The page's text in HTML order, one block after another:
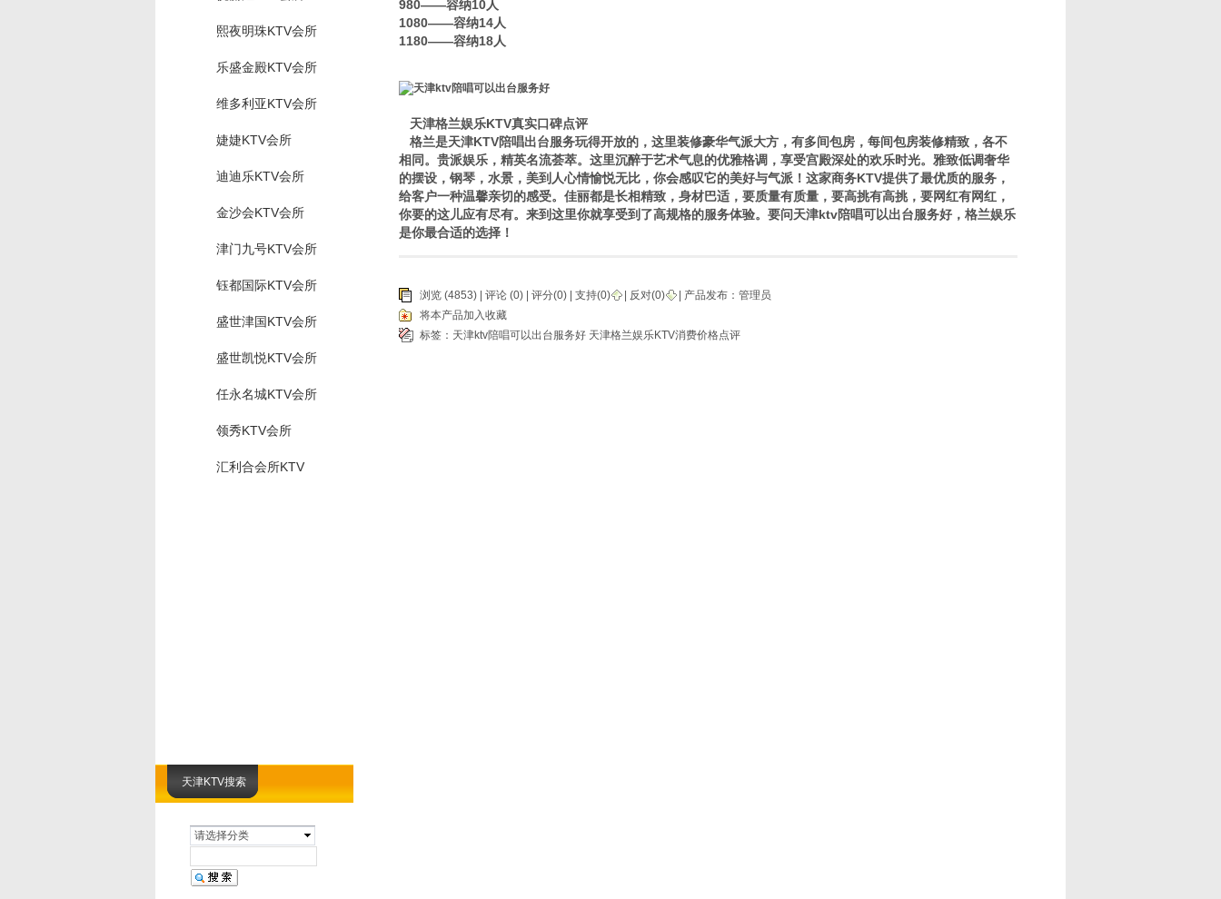
天津KTV搜索
请选择分类
熙夜明珠KTV会所
乐盛金殿KTV会所
维多利亚KTV会所
婕婕KTV会所
迪迪乐KTV会所
金沙会KTV会所
津门九号KTV会所
钰都国际KTV会所
盛世津国KTV会所
盛世凯悦KTV会所
任永名城KTV会所
领秀KTV会所
汇利合会所KTV
980——容纳10人
1080——容纳14人
1180——容纳18人
天津格兰娱乐KTV真实口碑点评
格兰是天津KTV陪唱出台服务玩得开放的，这里装修豪华气派大方，有多间包房，每间包房装修精致，各不
相同。贵派娱乐，精英名流荟萃。这里沉醉于艺术气息的优雅格调，享受宫殿深处的欢乐时光。雅致低调奢华
的摆设，钢琴，水景，美到人心情愉悦无比，你会感叹它的美好与气派！这家商务KTV提供了最优质的服务，
给客户一种温馨亲切的感受。佳丽都是长相精致，身材巴适，要质量有质量，要高挑有高挑，要网红有网红，
你要的这儿应有尽有。来到这里你就享受到了高规格的服务体验。要问天津ktv陪唱可以出台服务好，格兰娱乐
是你最合适的选择！
浏览 (4853) | 评论 (0) | 评分(0) | 支持(0) 反对(0) | 产品发布： 管理员
将本产品加入收藏
标签： 天津ktv陪唱可以出台服务好 天津格兰娱乐KTV消费价格点评